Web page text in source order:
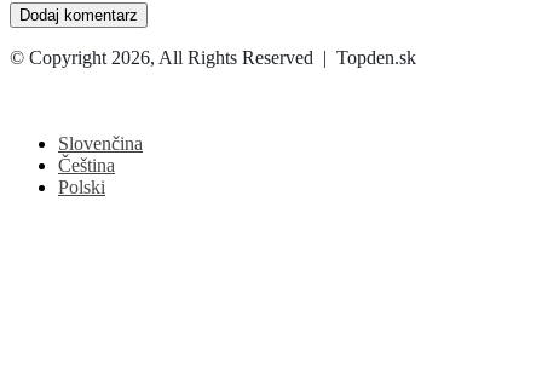
© Copyright 2026, All Rights Reserved | Topden.sk
button
Slovenčina
Čeština
Polski